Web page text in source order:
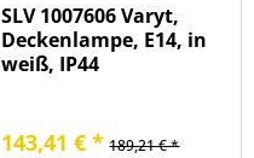
SLV 1007606 Varyt,
Deckenlampe, E14, in
weiß, IP44
143,41 € * 189,21 € *